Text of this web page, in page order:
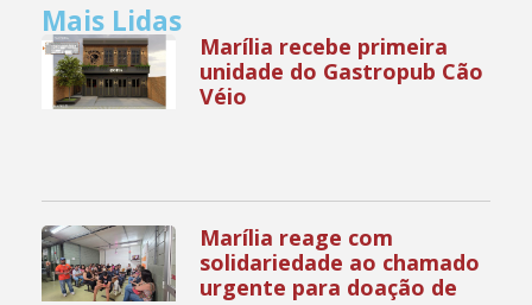
Mais Lidas
Marília recebe primeira
unidade do Gastropub Cão
Véio
Marília reage com
solidariedade ao chamado
urgente para doação de